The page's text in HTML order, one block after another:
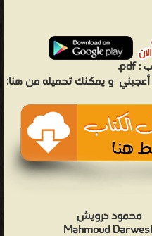
:
pdf.
و يمكنك تحميله من هنا:
محمود درويش
Mahmoud